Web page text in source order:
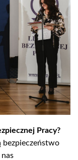
Pracy?